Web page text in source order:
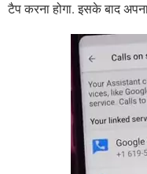
टैप करना होगा. इसके बाद